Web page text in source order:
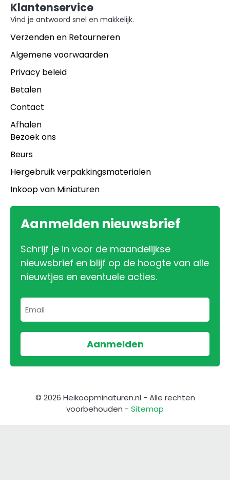
Klantenservice
Vind je antwoord snel en makkelijk.
Verzenden en Retourneren
Algemene voorwaarden
Privacy beleid
Betalen
Contact
Afhalen
Bezoek ons
Beurs
Hergebruik verpakkingsmaterialen
Inkoop van Miniaturen
Aanmelden nieuwsbrief
Schrijf je in voor de maandelijkse
nieuwsbrief en blijf op de hoogte van alle
nieuwtjes en eventuele acties.
© 2026 Heikoopminaturen.nl - Alle rechten
voorbehouden - Sitemap